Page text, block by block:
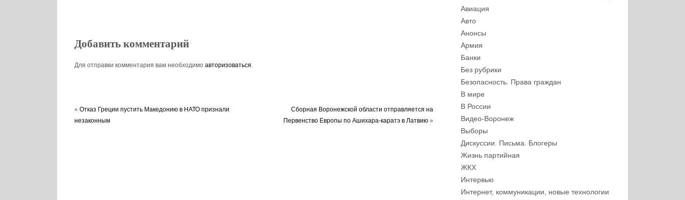
Добавить комментарий
Для отправки комментария вам необходимо авторизоваться
« Отказ Греции пустить Македонию в НАТО признали
незаконным
Сборная Воронежской области отправляется на
Первенство Европы по Ашихара-каратэ в Латвию »
Авиация
Авто
Анонсы
Армия
Банки
Без рубрики
Безопасность. Права граждан
В мире
В России
Видео-Воронеж
Выборы
Дискуссии. Письма. Блогеры
Жизнь партийная
ЖКХ
Интервью
Интернет, коммуникации, новые технологии